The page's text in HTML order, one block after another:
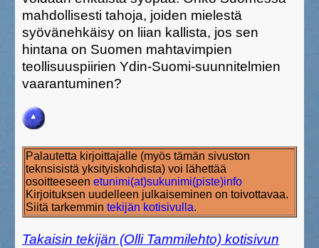
mahdollisesti tahoja, joiden mielestä
syövänehkäisy on liian kallista, jos sen
hintana on Suomen mahtavimpien
teollisuuspiirien Ydin-Suomi-suunnitelmien
vaarantuminen?
Palautetta kirjoittajalle (myös tämän sivuston
teknsisistä yksityiskohdista) voi lähettää
osoitteeseen etunimi(at)sukunimi(piste)info
Kirjoituksen uudelleen julkaiseminen on toivottavaa.
Siitä tarkemmin tekijän kotisivulla.
Takaisin tekijän (Olli Tammilehto) kotisivun